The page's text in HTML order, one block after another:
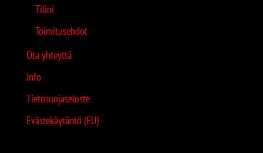
Tilini
Toimitusehdot
Ota yhteyttä
Info
Tietosuojaseloste
Evästekäytäntö (EU)